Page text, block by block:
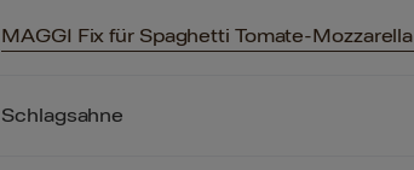
MAGGI Fix für Spaghetti Tomate-Mozzarella
Schlagsahne